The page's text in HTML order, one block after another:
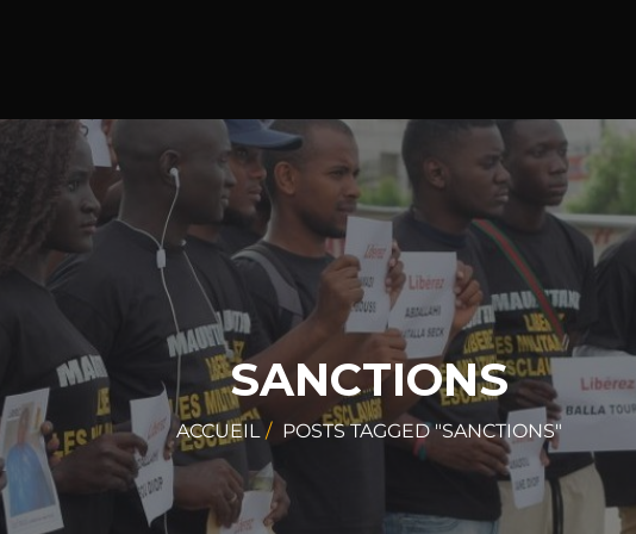
SANCTIONS
ACCUEIL POSTS TAGGED "SANCTIONS"